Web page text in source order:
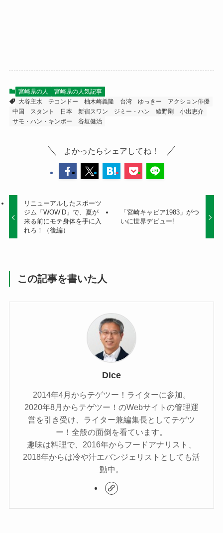
宮崎県の人
宮崎県の人気記事
大谷主水
テコンドー 柚木崎義隆 台湾 ゆっきー
アクション俳優
中国
スタント 日本 新宿スワン ジミー・ハン 綾野剛
小出恵介
サモ・ハン・キンポー
谷垣健治
よかったらシェアしてね！
リニューアルしたスポーツ
ジム「WOW’D」で、夏が
来る前にモテ身体を手に入
れろ！（後編）
「宮崎キャビア1983」がつ
いに世界デビュー!
この記事を書いた人
Dice
2014年4月からテゲツー！ライターに参加。
2020年8月からテゲツー！のWebサイトの管理運
営を引き受け、ライター兼編集長としてテゲツ
ー！全般の面倒を看ています。
趣味は料理で、2016年からフードアナリスト、
2018年からは冷や汁エバンジェリストとしても活
動中。